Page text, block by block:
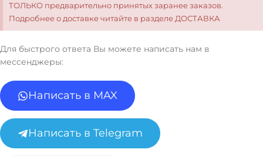
ТОЛЬКО предварительно принятых заранее заказов.
Подробнее о доставке читайте в разделе ДОСТАВКА
Для быстрого ответа Вы можете написать нам в
мессенджеры:
Написать в MAX
Написать в Telegram